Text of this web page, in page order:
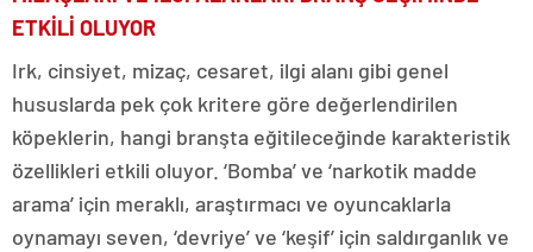
ETKİLİ OLUYOR
Irk, cinsiyet, mizaç, cesaret, ilgi alanı gibi genel
hususlarda pek çok kritere göre değerlendirilen
köpeklerin, hangi branşta eğitileceğinde karakteristik
özellikleri etkili oluyor. ‘Bomba’ ve ‘narkotik madde
arama’ için meraklı, araştırmacı ve oyuncaklarla
oynamayı seven, ‘devriye’ ve ‘keşif’ için saldırganlık ve